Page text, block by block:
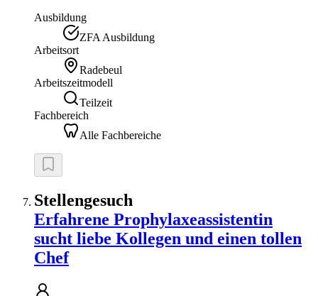
Ausbildung
ZFA Ausbildung
Arbeitsort
Radebeul
Arbeitszeitmodell
Teilzeit
Fachbereich
Alle Fachbereiche
Stellengesuch
Erfahrene Prophylaxeassistentin
sucht liebe Kollegen und einen tollen
Chef